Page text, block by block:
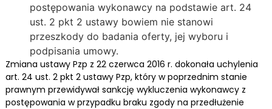
postępowania wykonawcy na podstawie art. 24
ust. 2 pkt 2 ustawy bowiem nie stanowi
przeszkody do badania oferty, jej wyboru i
podpisania umowy.
Zmiana ustawy Pzp z 22 czerwca 2016 r. dokonała uchylenia
art. 24 ust. 2 pkt 2 ustawy Pzp, który w poprzednim stanie
prawnym przewidywał sankcję wykluczenia wykonawcy z
postępowania w przypadku braku zgody na przedłużenie